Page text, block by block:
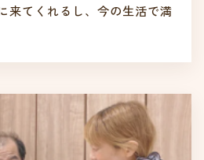
来てくれるし、今の生活で満